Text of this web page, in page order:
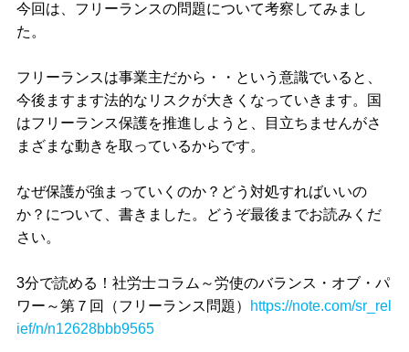
今回は、フリーランスの問題について考察してみまし
た。
フリーランスは事業主だから・・という意識でいると、
今後ますます法的なリスクが大きくなっていきます。国
はフリーランス保護を推進しようと、目立ちませんがさ
まざまな動きを取っているからです。
なぜ保護が強まっていくのか？どう対処すればいいの
か？について、書きました。どうぞ最後までお読みくだ
さい。
3分で読める！社労士コラム～労使のバランス・オブ・パ
ワー～第７回（フリーランス問題）
https://note.com/sr_rel
ief/n/n12628bbb9565